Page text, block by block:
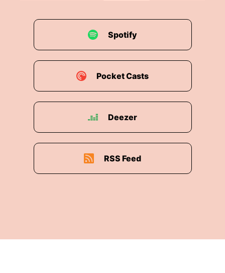
Spotify
Pocket Casts
Deezer
RSS Feed